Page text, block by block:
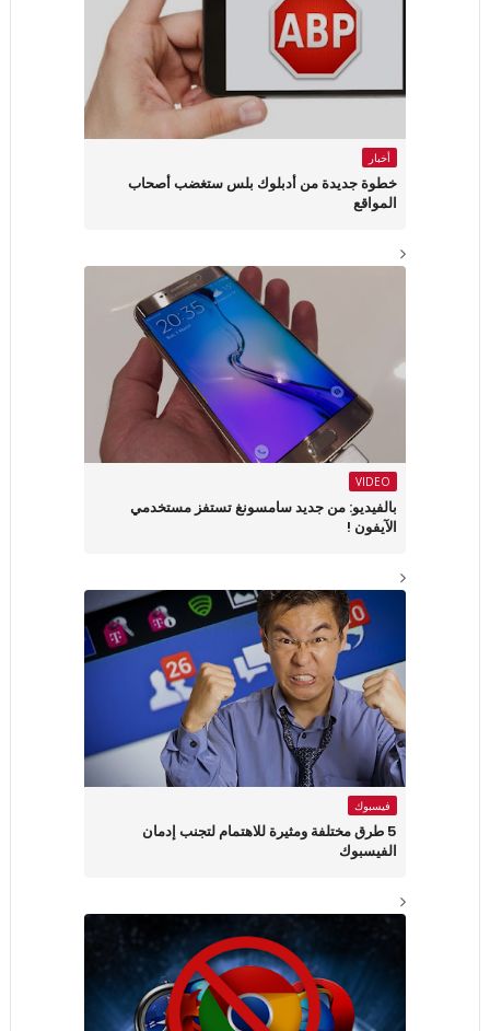
أخبار
خطوة جديدة من أدبلوك بلس ستغضب أصحاب
المواقع
VIDEO
بالفيديو: من جديد سامسونغ تستفز مستخدمي
الآيفون !
فيسبوك
5 طرق مختلفة ومثيرة للاهتمام لتجنب إدمان
الفيسبوك